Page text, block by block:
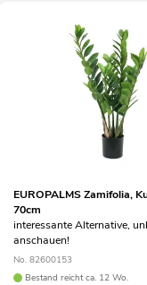
EUROPALMS Zamifolia,
70cm
interessante Alternative,
anschauen!
No. 82600153
Bestand reicht ca. 12 Wo.